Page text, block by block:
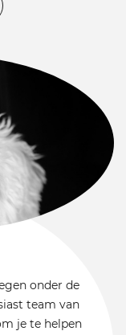
onder de
team van
je te helpen